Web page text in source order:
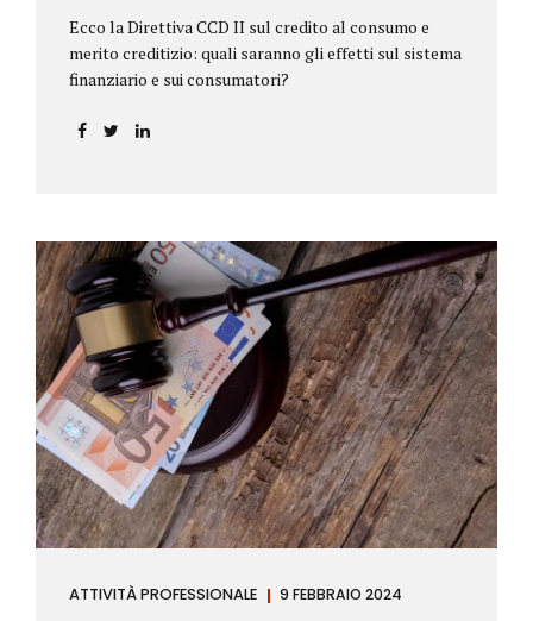
Ecco la Direttiva CCD II sul credito al consumo e
merito creditizio: quali saranno gli effetti sul sistema
finanziario e sui consumatori?
ATTIVITÀ PROFESSIONALE 9 FEBBRAIO 2024